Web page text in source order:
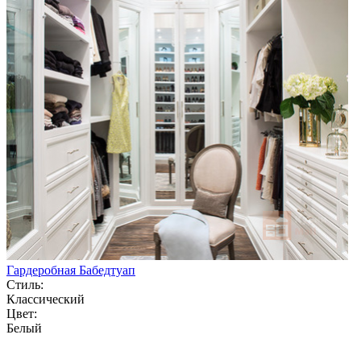
Гардеробная Бабедтуап
Стиль:
Классический
Цвет:
Белый